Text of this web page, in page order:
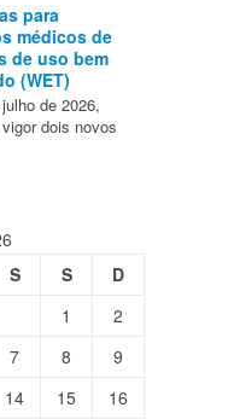
para
médicos de
de uso bem
(WET)
de 2026,
dois novos
S S
D
1
2
7 8
9
14 15
16